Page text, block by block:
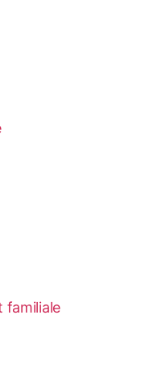
familiale